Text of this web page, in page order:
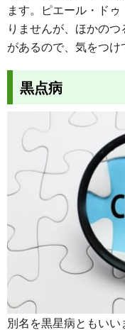
ます。ピエール・ド
りませんが、ほかの
があるので、気をつけ
黒点病
別名を黒星病ともい